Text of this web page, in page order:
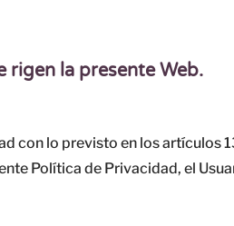
rigen la presente Web.
con lo previsto en los artículos
Política de Privacidad, el